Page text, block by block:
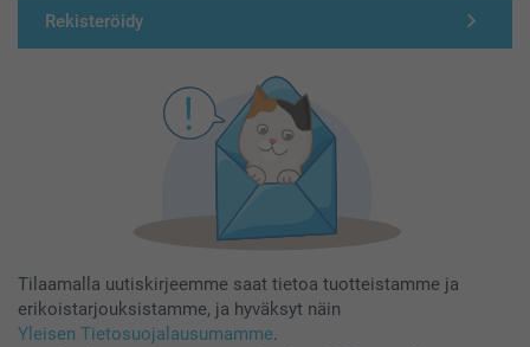
Rekisteröidy
Tilaamalla uutiskirjeemme saat tietoa tuotteistamme ja
erikoistarjouksistamme, ja hyväksyt näin
Yleisen Tietosuojalausumamme.